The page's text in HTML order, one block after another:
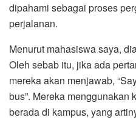
dipahami sebagai proses
perjalanan.
Menurut mahasiswa saya,
Oleh sebab itu, jika ada
mereka akan menjawab,
bus”. Mereka menggunakan
berada di kampus, yang